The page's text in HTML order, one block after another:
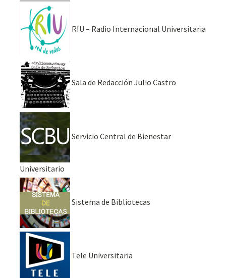
RIU – Radio Internacional Universitaria
Sala de Redacción Julio Castro
Servicio Central de Bienestar
Universitario
Sistema de Bibliotecas
Tele Universitaria